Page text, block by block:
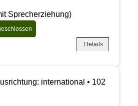
Sprecherziehung)
Details
international • 102